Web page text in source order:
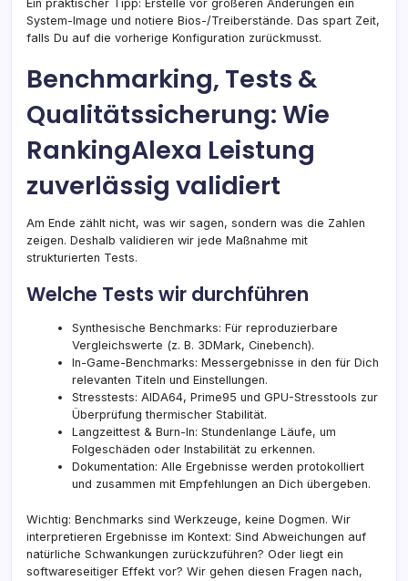
Ein praktischer Tipp: Erstelle vor größeren Änderungen ein
System-Image und notiere Bios-/Treiberstände. Das spart Zeit,
falls Du auf die vorherige Konfiguration zurückmusst.
Benchmarking, Tests &
Qualitätssicherung: Wie
RankingAlexa Leistung
zuverlässig validiert
Am Ende zählt nicht, was wir sagen, sondern was die Zahlen
zeigen. Deshalb validieren wir jede Maßnahme mit
strukturierten Tests.
Welche Tests wir durchführen
Synthesische Benchmarks: Für reproduzierbare
Vergleichswerte (z. B. 3DMark, Cinebench).
In-Game-Benchmarks: Messergebnisse in den für Dich
relevanten Titeln und Einstellungen.
Stresstests: AIDA64, Prime95 und GPU-Stresstools zur
Überprüfung thermischer Stabilität.
Langzeittest & Burn-In: Stundenlange Läufe, um
Folgeschäden oder Instabilität zu erkennen.
Dokumentation: Alle Ergebnisse werden protokolliert
und zusammen mit Empfehlungen an Dich übergeben.
Wichtig: Benchmarks sind Werkzeuge, keine Dogmen. Wir
interpretieren Ergebnisse im Kontext: Sind Abweichungen auf
natürliche Schwankungen zurückzuführen? Oder liegt ein
softwareseitiger Effekt vor? Wir gehen diesen Fragen nach,